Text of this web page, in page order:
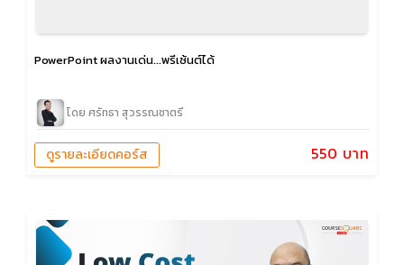
PowerPoint ผลงานเด่น...พรีเซ้นต์ได้
โดย ศรัทธา สุวรรณชาตรี
550 บาท
ดูรายละเอียดคอร์ส